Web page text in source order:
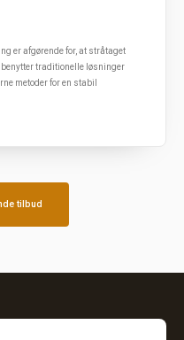
er afgørende for, at stråtaget
traditionelle løsninger
metoder for en stabil
tilbud